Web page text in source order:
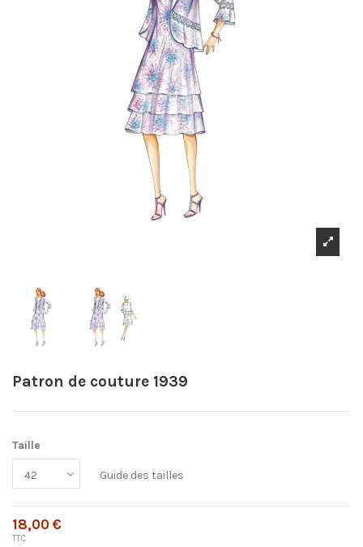
Patron de couture 1939
Taille
Guide des tailles
18,00 €
TTC